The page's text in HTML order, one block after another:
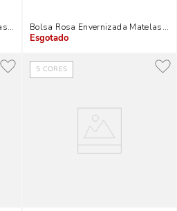
Alça Corrente Transversal
Bolsa Rosa Envernizada Matelassê
Indisponível
5 CORES